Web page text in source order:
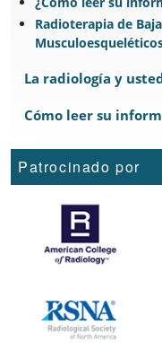
Radioterapia de
La radiología y
Cómo leer su
Patrocinado por